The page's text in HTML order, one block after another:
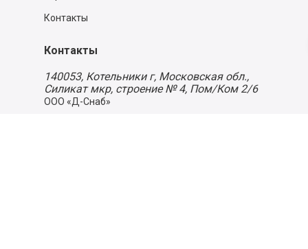
Контакты
Контакты
140053, Котельники г, Московская обл.,
Силикат мкр, строение № 4, Пом/Ком 2/6
ООО «Д-Снаб»